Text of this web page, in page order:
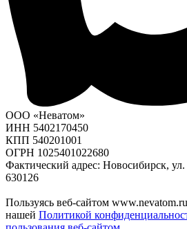
ООО «Неватом»
ИНН 5402170450
КПП 540201001
ОГРН 1025401022680
Фактический адрес: Новосибирск,
630126
Пользуясь веб-сайтом
нашей Политикой